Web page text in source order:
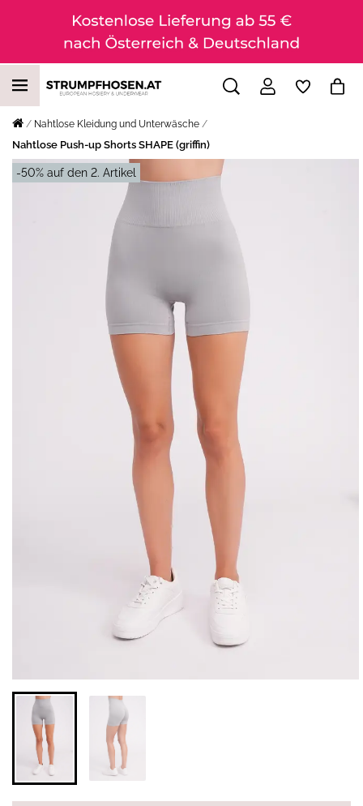
Nahtlose Kleidung und Unterwäsche
Nahtlose Push-up Shorts SHAPE (griffin)
-50% auf den 2. Artikel